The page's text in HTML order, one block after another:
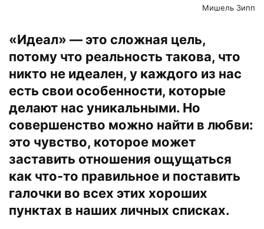
Мишель Зипп
«Идеал» — это сложная цель,
потому что реальность такова, что
никто не идеален, у каждого из нас
есть свои особенности, которые
делают нас уникальными. Но
совершенство можно найти в любви:
это чувство, которое может
заставить отношения ощущаться
как что-то правильное и поставить
галочки во всех этих хороших
пунктах в наших личных списках.